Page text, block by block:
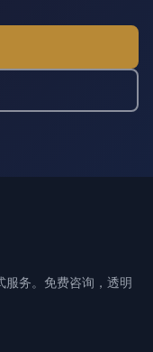
服务。免费咨询，透明